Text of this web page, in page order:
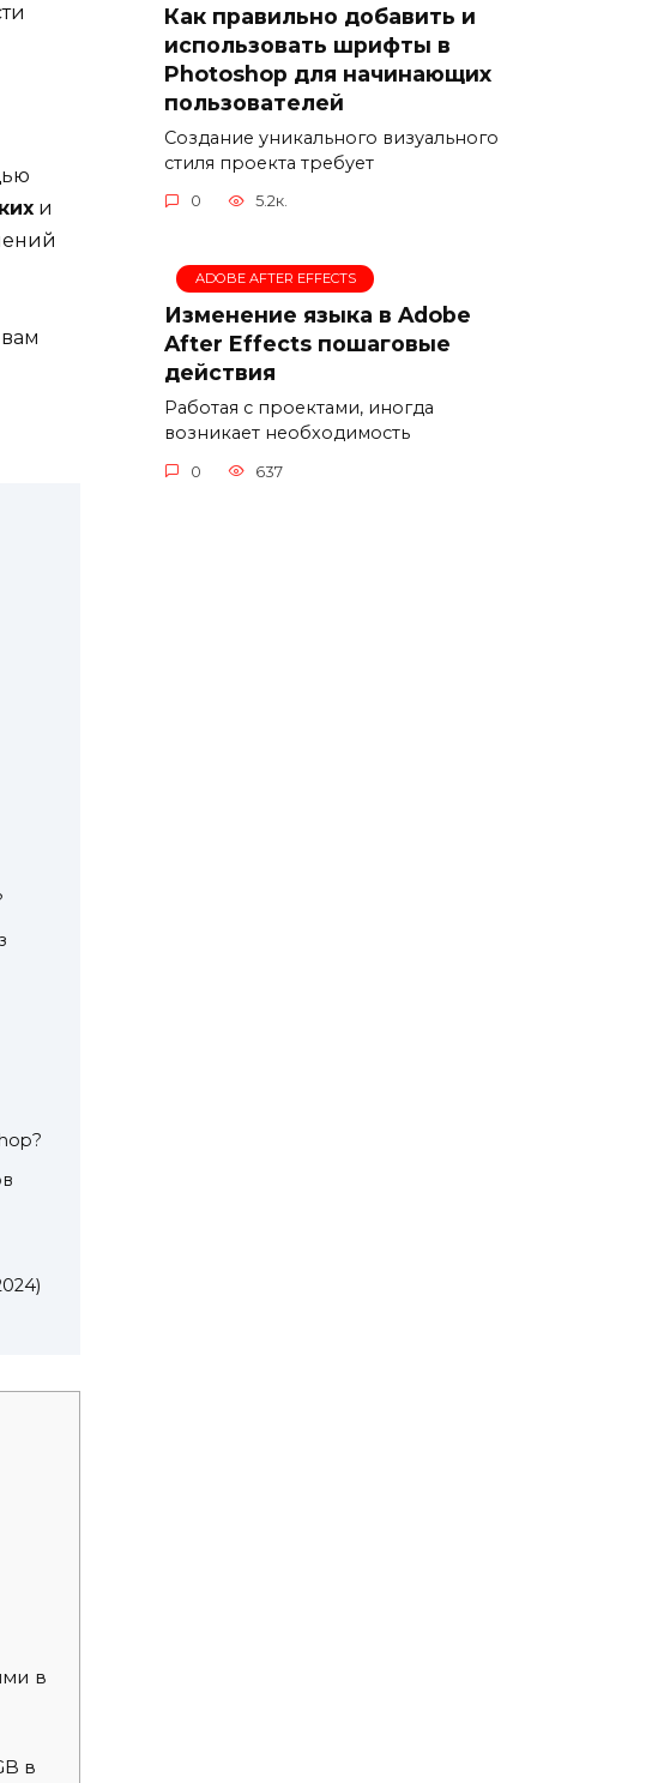
и
в
в
Как правильно добавить и
использовать шрифты в
Photoshop для начинающих
пользователей
Создание уникального визуального
стиля проекта требует
0 5.2к.
ADOBE AFTER EFFECTS
Изменение языка в Adobe
After Effects пошаговые
действия
Работая с проектами, иногда
возникает необходимость
0 637